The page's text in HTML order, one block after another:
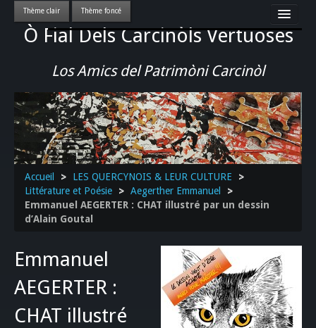
Ò Fial Dels Carcinòls Vertuoses
Los Amics del Patrimòni Carcinòl
Accueil
LES QUERCYNOIS & LEUR CULTURE
PATRIMOINE
GASTRONOMIE
ACTUALITE-CULTURE-EVENEMENTS LOCAUX
>>
Accueil > LES QUERCYNOIS & LEUR CULTURE
>
Littérature et Poésie
> Aegerther Emmanuel
>
Emmanuel AEGERTER : CHAT illustré par un dessin
d’Alain Goutal
Emmanuel
AEGERTER :
CHAT illustré